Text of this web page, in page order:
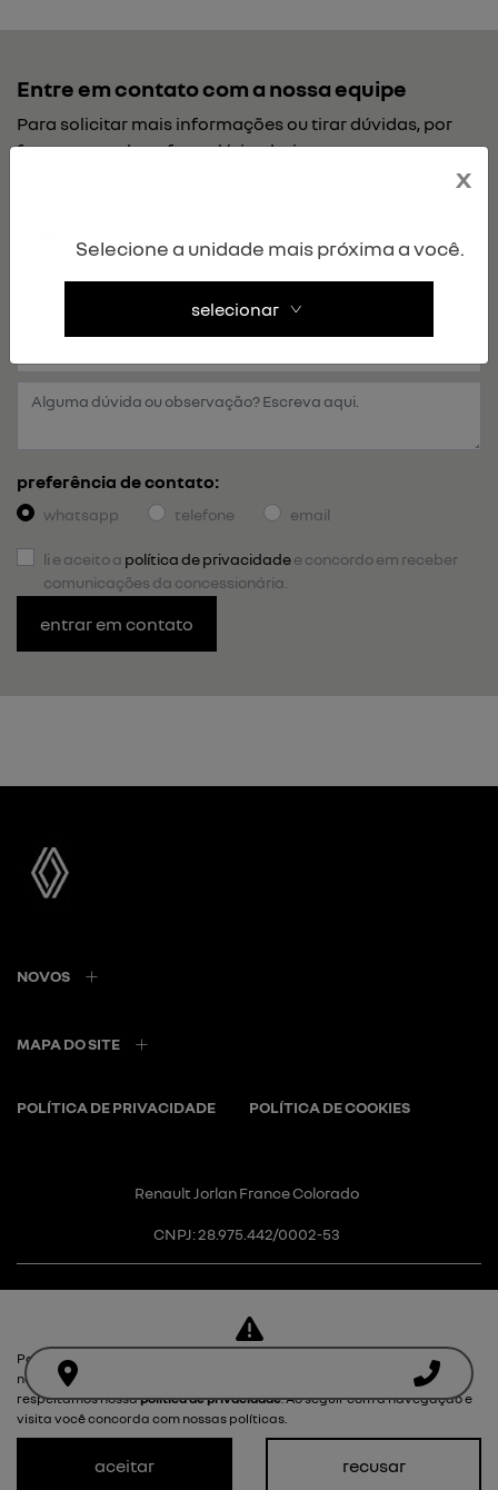
Entre em contato com a nossa equipe
Para solicitar mais informações ou tirar dúvidas, por
favor, preencha o formulário abaixo, retornaremos seu
preferência de contato:
whatsapp telefone email
li e aceito a política de privacidadee concordo em receber
comunicações da concessionária.
entrar em contato
NOVOS
MAPA DO SITE
POLÍTICA DE PRIVACIDADE POLÍTICA DE COOKIES
Renault Jorlan France Colorado
CNPJ: 28.975.442/0002-53
Desacelere. Seu bem maior é a
vida.
x
Selecione a unidade mais próxima a você.
selecionar
Para otimizar sua experiência durante a navegação, fazemos uso de
nossa política de cookies e para proteger seus dados pessoais
respeitamos nossapolítica de privacidade. Ao seguir com a navegação e
visita você concorda com nossas políticas.
aceitar recusar